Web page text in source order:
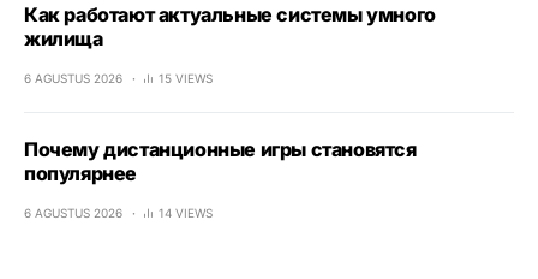
Как работают актуальные системы умного
жилища
6 AGUSTUS 2026 15 VIEWS
Почему дистанционные игры становятся
популярнее
6 AGUSTUS 2026 14 VIEWS